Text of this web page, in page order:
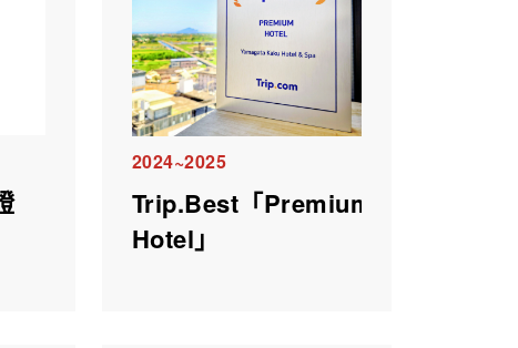
2024~2025
Trip.Best「Premium
Hotel」